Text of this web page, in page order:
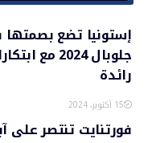
إستونيا تضع
جلوبال 2024
رائدة
15 أكتوبر، 2024
فورتنايت تنتصر على